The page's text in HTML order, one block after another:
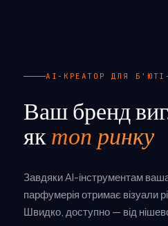
AI-КРЕАТОР ДЛЯ Б'ЮТІ-
Ваш бренд
яктоп ринку
Завдяки AI-інструментам
парфумерія отримає візуали
Швидко, доступно — від